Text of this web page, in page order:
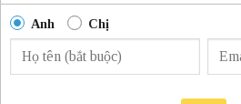
Anh Chị